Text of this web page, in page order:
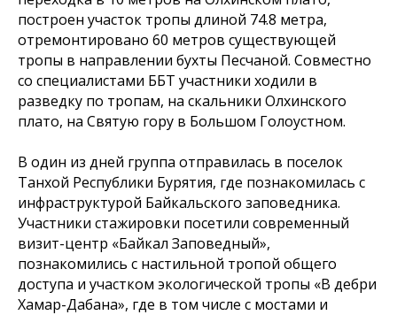
построен участок тропы длиной 74.8 метра,
отремонтировано 60 метров существующей
тропы в направлении бухты Песчаной. Совместно
со специалистами ББТ участники ходили в
разведку по тропам, на скальники Олхинского
плато, на Святую гору в Большом Голоустном.
В один из дней группа отправилась в поселок
Танхой Республики Бурятия, где познакомилась с
инфраструктурой Байкальского заповедника.
Участники стажировки посетили современный
визит-центр «Байкал Заповедный»,
познакомились с настильной тропой общего
доступа и участком экологической тропы «В дебри
Хамар-Дабана», где в том числе с мостами и